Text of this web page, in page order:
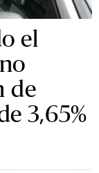
el
de
3,65%